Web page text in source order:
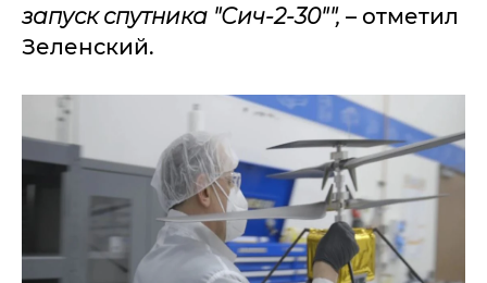
запуск спутника "Сич-2-30"", – отметил
Зеленский.